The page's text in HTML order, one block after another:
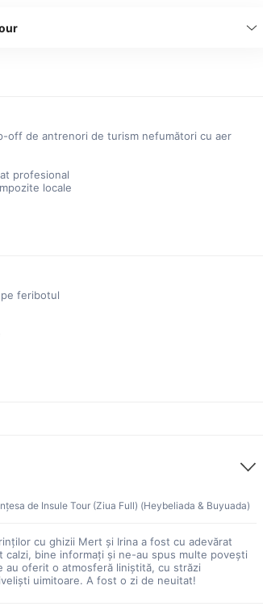
off de antrenori de turism nefumători cu aer
profesional
locale
feribotul
de Insule Tour (Ziua Full) (Heybeliada & Buyuada)
cu ghizii Mert și Irina a fost cu adevărat
calzi, bine informați și ne-au spus multe povești
au oferit o atmosferă liniștită, cu străzi
uimitoare. A fost o zi de neuitat!